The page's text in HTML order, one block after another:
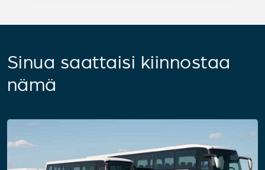
Sinua saattaisi kiinnostaa
nämä